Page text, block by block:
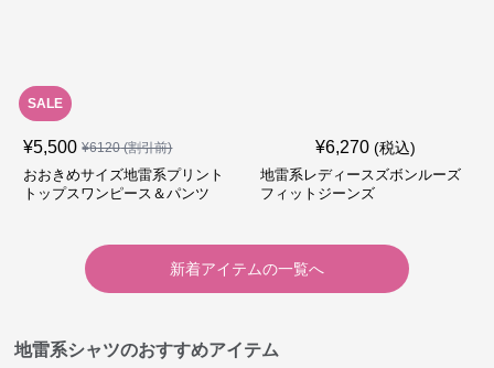
SALE
¥5,500 ¥6120(割引前)
おおきめサイズ地雷系プリント
トップスワンピース＆パンツ
¥6,270 (税込)
地雷系レディースズボンルーズ
フィットジーンズ
新着アイテムの一覧へ
地雷系シャツのおすすめアイテム